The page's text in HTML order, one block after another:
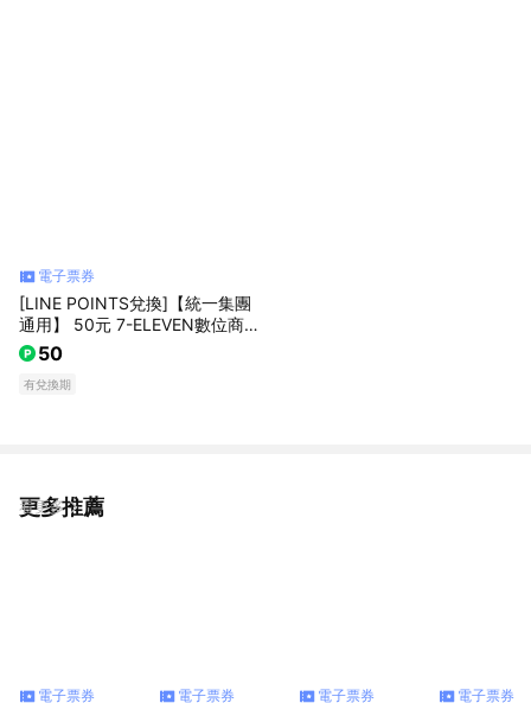
電子票券
[LINE POINTS兌換]【統一集團
通用】 50元 7-ELEVEN數位商
品禮券 喜客券(輸入序號後．可
分次使用)
50
有兌換期
更多推薦
看更多
電子票券 電子票券 電子票券 電子票券